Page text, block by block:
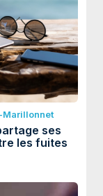
Marillonnet
ses
les fuites